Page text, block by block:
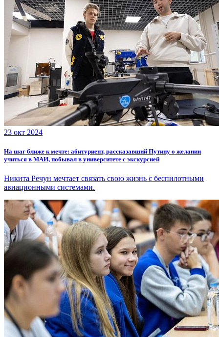
23 окт 2024
На шаг ближе к мечте: абитуриент, рассказавший Путину о желании
учиться в МАИ, побывал в университете с экскурсией
Никита Речун мечтает связать свою жизнь с беспилотными
авиационными системами.